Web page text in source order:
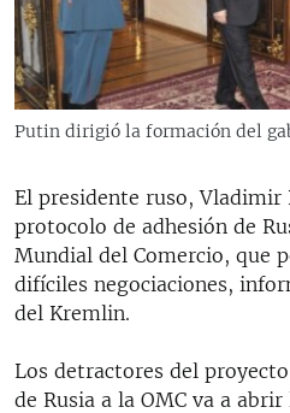
RADIO MARTÍ
ESPECIALES
ESPECIALES
SER VIEJO EN CUBA
KENTU-CUBANO
LOS SANTOS DE HIALEAH
DESINFORMACIÓN RUSA EN
LA INVASIÓN DE RUSIA A
MULTIMEDIA
SÍGUENOS
Putin dirigió la formación del
El presidente ruso,
protocolo de adhesión de
Mundial del Comercio, que
difíciles negociaciones,
del Kremlin.
Los detractores del
de Rusia a la OMC va a